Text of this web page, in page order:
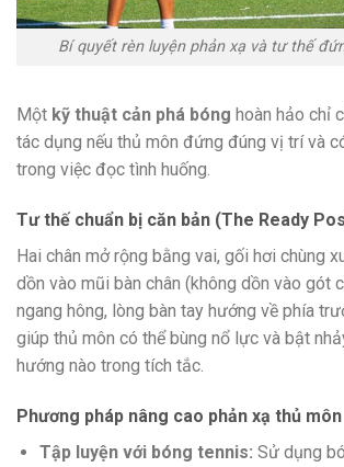
Bí quyết rèn luyện phản xạ và tư thế
Một kỹ thuật cản phá bóng hoàn hảo chỉ
tác dụng nếu thủ môn đứng đúng vị trí và
trong việc đọc tình huống.
Tư thế chuẩn bị căn bản (The Ready
Hai chân mở rộng bằng vai, gối hơi chùng
dồn vào mũi bàn chân (không dồn vào gót
ngang hông, lòng bàn tay hướng về phía
giúp thủ môn có thể bùng nổ lực và bật
hướng nào trong tích tắc.
Phương pháp nâng cao phản xạ thủ môn
Tập luyện với bóng tennis: Sử dụng